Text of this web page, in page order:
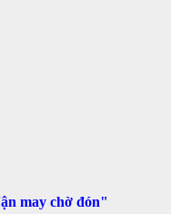
may chờ đón"